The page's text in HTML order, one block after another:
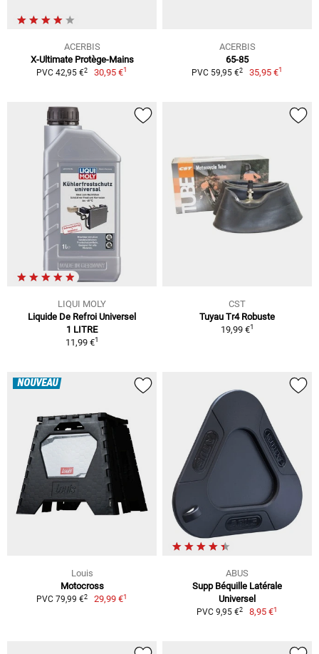
ACERBIS
X-Ultimate Protège-Mains
PVC 42,95 €2 30,95 €1
ACERBIS
65-85
PVC 59,95 €2 35,95 €1
LIQUI MOLY
Liquide De Refroi Universel
1 LITRE
11,99 €1
CST
Tuyau Tr4 Robuste
19,99 €1
NOUVEAU
Louis
Motocross
PVC 79,99 €2 29,99 €1
ABUS
Supp Béquille Latérale
Universel
PVC 9,95 €2 8,95 €1